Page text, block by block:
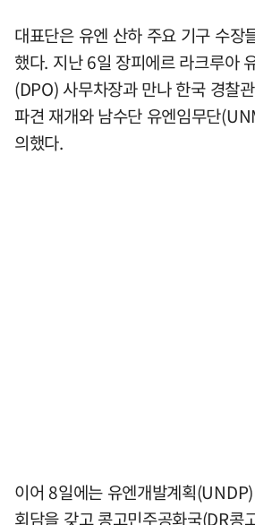
대표단은 유엔 산하 주요 기구 수장
했다. 지난 6일 장피에르 라크루아
(DPO) 사무차장과 만나 한국 경찰
파견 재개와 남수단 유엔임무단
의했다.
이어 8일에는 유엔개발계획
회담을 갖고 콩고민주공화국(DR콩